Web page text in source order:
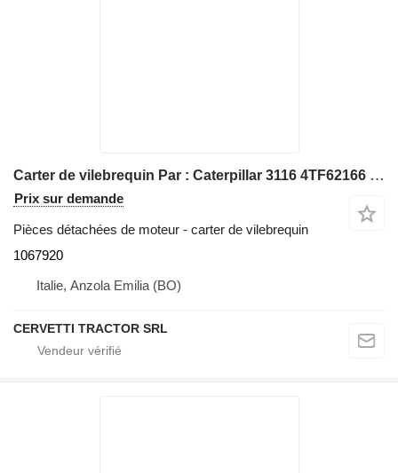
Carter de vilebrequin Par : Caterpillar 3116 4TF62166 Divers 1067920 pour chargeuse sur pneus Caterpillar 928G IT28G
Prix sur demande
Pièces détachées de moteur - carter de vilebrequin
1067920
Italie, Anzola Emilia (BO)
CERVETTI TRACTOR SRL